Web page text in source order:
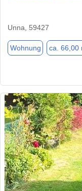
Unna, 59427
Wohnung ca. 66,00